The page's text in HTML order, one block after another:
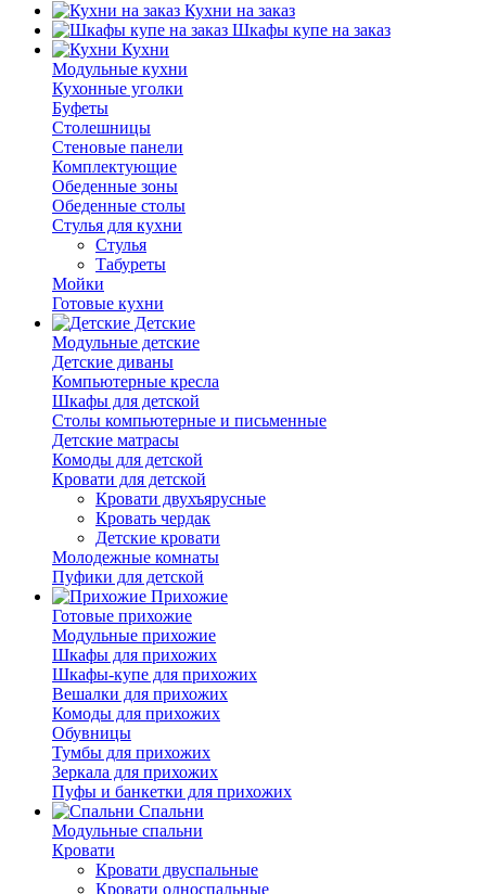
Кухни на заказ
Шкафы купе на заказ
Кухни
Модульные кухни
Кухонные уголки
Буфеты
Столешницы
Стеновые панели
Комплектующие
Обеденные зоны
Обеденные столы
Стулья для кухни
Cтулья
Табуреты
Мойки
Готовые кухни
Детские
Модульные детские
Детские диваны
Компьютерные кресла
Шкафы для детской
Столы компьютерные и письменные
Детские матрасы
Комоды для детской
Кровати для детской
Кровати двухъярусные
Кровать чердак
Детские кровати
Молодежные комнаты
Пуфики для детской
Прихожие
Готовые прихожие
Модульные прихожие
Шкафы для прихожих
Шкафы-купе для прихожих
Вешалки для прихожих
Комоды для прихожих
Обувницы
Тумбы для прихожих
Зеркала для прихожих
Пуфы и банкетки для прихожих
Спальни
Модульные спальни
Кровати
Кровати двуспальные
Кровати односпальные